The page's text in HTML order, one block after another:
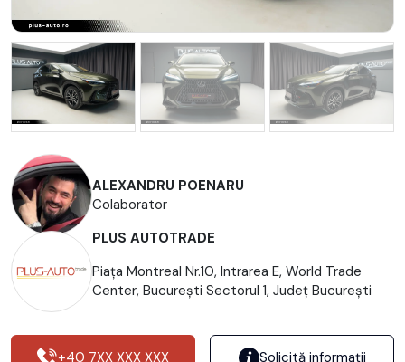
ALEXANDRU POENARU
Colaborator
PLUS AUTOTRADE
Piața Montreal Nr.10, Intrarea E, World Trade
Center, Bucureşti Sectorul 1, Județ București
+40 7XX XXX XXX Solicită informații